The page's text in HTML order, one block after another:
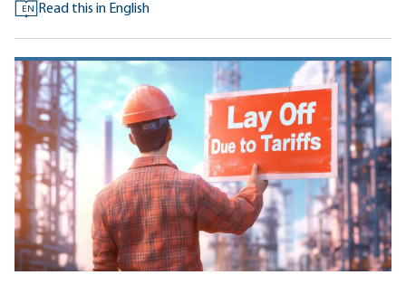
EN Read this in English